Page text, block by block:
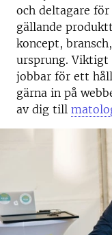
och deltagare
gällande
koncept,
ursprung. Viktigt
jobbar för ett
gärna in på
av dig till